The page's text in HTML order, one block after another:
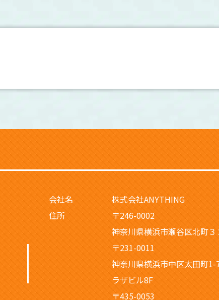
会社名
株式会社ANYTHING
住所
〒246-0002
神奈川県横浜市瀬谷区北町３
〒231-0011
神奈川県横浜市中区太田町1-
ラザビル8F
〒435-0053